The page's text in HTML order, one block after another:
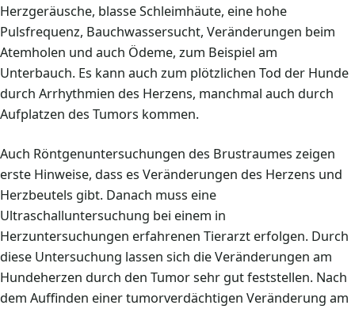
Herzgeräusche, blasse Schleimhäute, eine hohe
Pulsfrequenz, Bauchwassersucht, Veränderungen beim
Atemholen und auch Ödeme, zum Beispiel am
Unterbauch. Es kann auch zum plötzlichen Tod der Hunde
durch Arrhythmien des Herzens, manchmal auch durch
Aufplatzen des Tumors kommen.
Auch Röntgenuntersuchungen des Brustraumes zeigen
erste Hinweise, dass es Veränderungen des Herzens und
Herzbeutels gibt. Danach muss eine
Ultraschalluntersuchung bei einem in
Herzuntersuchungen erfahrenen Tierarzt erfolgen. Durch
diese Untersuchung lassen sich die Veränderungen am
Hundeherzen durch den Tumor sehr gut feststellen. Nach
dem Auffinden einer tumorverdächtigen Veränderung am